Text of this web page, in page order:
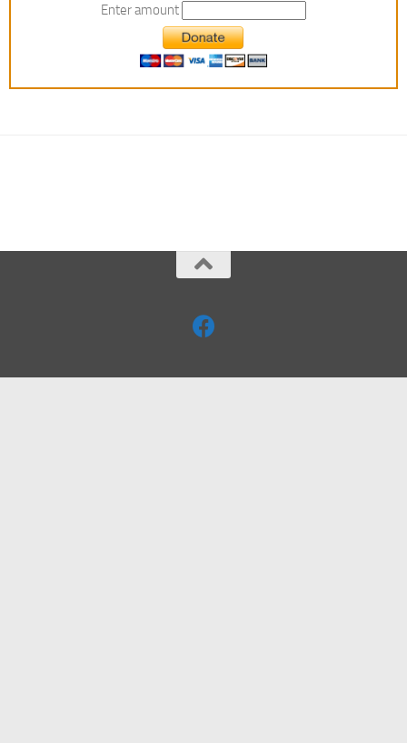
Enter amount